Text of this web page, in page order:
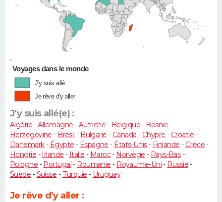
•
Voyages dans le monde
J'y suis allé
Je rêve d'y aller
J'y suis allé(e) :
Algérie -Allemagne -Autriche - Belgique -Bosnie-
Herzégovine - Brésil - Bulgarie - Canada - Chypre - Croatie-
Danemark- Égypte - Espagne - États-Unis- Finlande - Grèce-
Hongrie -Irlande - Italie - Maroc- Norvège - Pays-Bas-
Pologne -Portugal- Roumanie - Royaume-Uni- Russie-
Suède -Suisse - Turquie - Uruguay
Je rêve d'y aller :